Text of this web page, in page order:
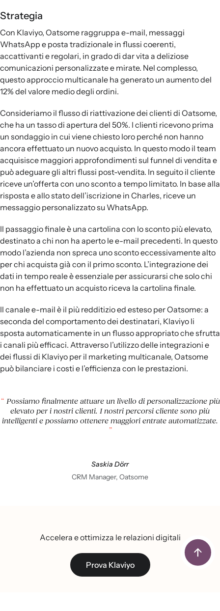
Strategia
Con Klaviyo, Oatsome raggruppa e-mail, messaggi
WhatsApp e posta tradizionale in flussi coerenti,
accattivanti e regolari, in grado di dar vita a deliziose
comunicazioni personalizzate e mirate. Nel complesso,
questo approccio multicanale ha generato un aumento del
12% del valore medio degli ordini.
Consideriamo il flusso di riattivazione dei clienti di Oatsome,
che ha un tasso di apertura del 50%. I clienti ricevono prima
un sondaggio in cui viene chiesto loro perché non hanno
ancora effettuato un nuovo acquisto. In questo modo il team
acquisisce maggiori approfondimenti sul funnel di vendita e
può adeguare gli altri flussi post-vendita. In seguito il cliente
riceve un’offerta con uno sconto a tempo limitato. In base alla
risposta e allo stato dell’iscrizione in Charles, riceve un
messaggio personalizzato su WhatsApp.
Il passaggio finale è una cartolina con lo sconto più elevato,
destinato a chi non ha aperto le e-mail precedenti. In questo
modo l’azienda non spreca uno sconto eccessivamente alto
per chi acquista già con il primo sconto. L’integrazione dei
dati in tempo reale è essenziale per assicurarsi che solo chi
non ha effettuato un acquisto riceva la cartolina finale.
Il canale e-mail è il più redditizio ed esteso per Oatsome: a
seconda del comportamento dei destinatari, Klaviyo li
sposta automaticamente in un flusso appropriato che sfrutta
i canali più efficaci. Attraverso l’utilizzo delle integrazioni e
dei flussi di Klaviyo per il marketing multicanale, Oatsome
può bilanciare i costi e l’efficienza con le prestazioni.
Possiamo finalmente attuare un livello di personalizzazione più
elevato per i nostri clienti. I nostri percorsi cliente sono più
intelligenti e possiamo ottenere maggiori entrate automatizzate.
Saskia Dörr
CRM Manager, Oatsome
Accelera e ottimizza le relazioni digitali
Prova Klaviyo